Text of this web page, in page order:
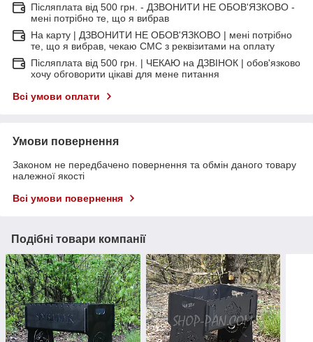
Післяплата від 500 грн. - ДЗВОНИТИ НЕ ОБОВ'ЯЗКОВО -
мені потрібно те, що я вибрав
На карту | ДЗВОНИТИ НЕ ОБОВ'ЯЗКОВО | мені потрібно
те, що я вибрав, чекаю СМС з реквізитами на оплату
Післяплата від 500 грн. | ЧЕКАЮ на ДЗВІНОК | обов'язково
хочу обговорити цікаві для мене питання
Всі умови оплати
Умови повернення
Законом не передбачено повернення та обмін даного товару
належної якості
Всі умови повернення
Подібні товари компанії